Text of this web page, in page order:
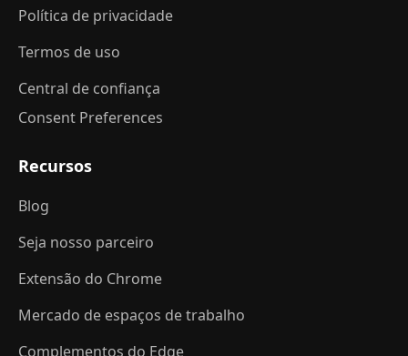
Política de privacidade
Termos de uso
Central de confiança
Consent Preferences
Recursos
Blog
Seja nosso parceiro
Extensão do Chrome
Mercado de espaços de trabalho
Complementos do Edge